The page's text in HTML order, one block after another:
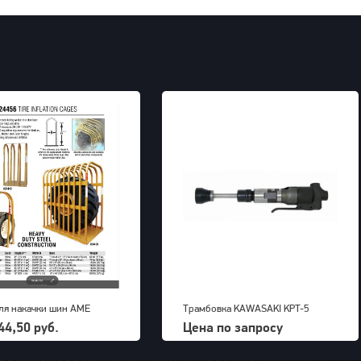
накачки шин AME
121х182х226 см, 10
кг
руб.
Трамбовка KAWASAKI KPT-5
Цена по запросу